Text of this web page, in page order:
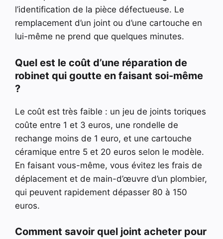
l’identification de la pièce défectueuse. Le
remplacement d’un joint ou d’une cartouche en
lui-même ne prend que quelques minutes.
Quel est le coût d’une réparation de
robinet qui goutte en faisant soi-même
?
Le coût est très faible : un jeu de joints toriques
coûte entre 1 et 3 euros, une rondelle de
rechange moins de 1 euro, et une cartouche
céramique entre 5 et 20 euros selon le modèle.
En faisant vous-même, vous évitez les frais de
déplacement et de main-d’œuvre d’un plombier,
qui peuvent rapidement dépasser 80 à 150
euros.
Comment savoir quel joint acheter pour